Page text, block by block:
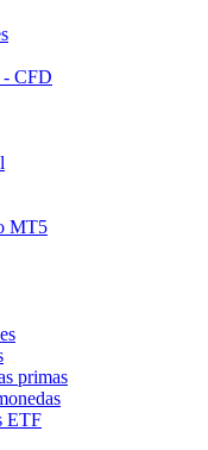
- CFD
MT5
primas
ETF